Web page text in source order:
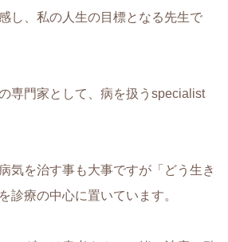
し、私の人生の目標となる先生で
専門家として、病を扱うspecialist
気を治す事も大事ですが「どう生き
診療の中心に置いています。